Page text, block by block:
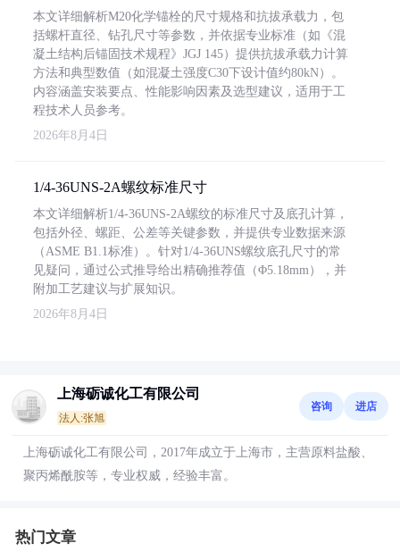
本文详细解析M20化学锚栓的尺寸规格和抗拔承载力，包
括螺杆直径、钻孔尺寸等参数，并依据专业标准（如《混
凝土结构后锚固技术规程》JGJ 145）提供抗拔承载力计算
方法和典型数值（如混凝土强度C30下设计值约80kN）。
内容涵盖安装要点、性能影响因素及选型建议，适用于工
程技术人员参考。
2026年8月4日
1/4-36UNS-2A螺纹标准尺寸
本文详细解析1/4-36UNS-2A螺纹的标准尺寸及底孔计算，
包括外径、螺距、公差等关键参数，并提供专业数据来源
（ASME B1.1标准）。针对1/4-36UNS螺纹底孔尺寸的常
见疑问，通过公式推导给出精确推荐值（Φ5.18mm），并
附加工艺建议与扩展知识。
2026年8月4日
上海砺诚化工有限公司
法人:张旭
咨询 进店
上海砺诚化工有限公司，2017年成立于上海市，主营原料盐酸、
聚丙烯酰胺等，专业权威，经验丰富。
热门文章